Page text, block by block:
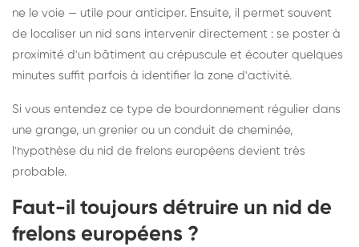
ne le voie — utile pour anticiper. Ensuite, il permet souvent
de localiser un nid sans intervenir directement : se poster à
proximité d'un bâtiment au crépuscule et écouter quelques
minutes suffit parfois à identifier la zone d'activité.
Si vous entendez ce type de bourdonnement régulier dans
une grange, un grenier ou un conduit de cheminée,
l'hypothèse du nid de frelons européens devient très
probable.
Faut-il toujours détruire un nid de
frelons européens ?